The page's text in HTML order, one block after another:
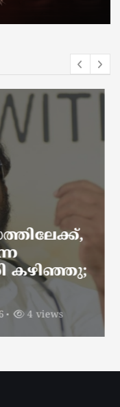
6 views